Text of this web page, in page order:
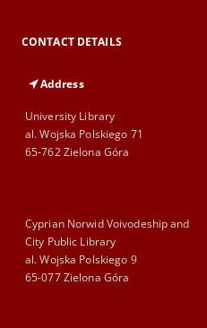
CONTACT DETAILS
Address
University Library
al. Wojska Polskiego 71
65-762 Zielona Góra
Cyprian Norwid Voivodeship and
City Public Library
al. Wojska Polskiego 9
65-077 Zielona Góra